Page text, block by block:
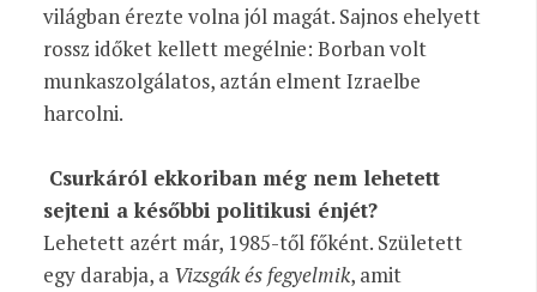
világban érezte volna jól magát. Sajnos ehelyett
rossz időket kellett megélnie: Borban volt
munkaszolgálatos, aztán elment Izraelbe
harcolni.
Csurkáról ekkoriban még nem lehetett
sejteni a későbbi politikusi énjét?
Lehetett azért már, 1985-től főként. Született
egy darabja, a Vizsgák és fegyelmik, amit